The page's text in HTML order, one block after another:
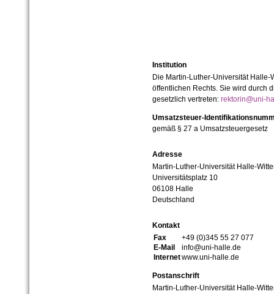
Institution
Die Martin-Luther-Universität
öffentlichen Rechts. Sie wird durch
gesetzlich vertreten: rektorin@uni-
Umsatzsteuer-
gemäß § 27 a Umsatzsteuergesetz
Adresse
Martin-Luther-Universität Halle-
Universitätsplatz 10
06108 Halle
Deutschland
Kontakt
Fax
+49 (0)345 55 27 077
E-Mail
info@uni-halle.de
Internetwww.uni-halle.de
Postanschrift
Martin-Luther-Universität Halle-